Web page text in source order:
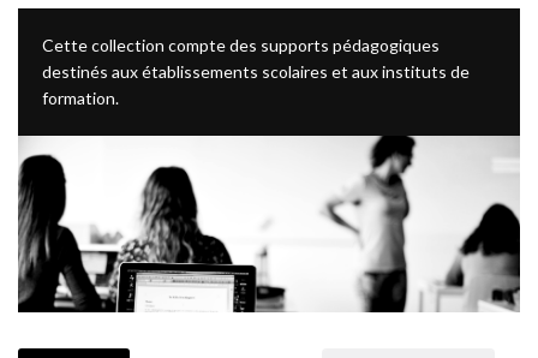
Cette collection compte des supports pédagogiques
destinés aux établissements scolaires et aux instituts de
formation.